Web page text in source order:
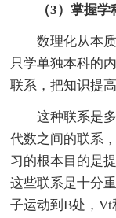
（3）掌握
数理化从本质
只学单独本科的
联系，把知识提高
这种联系是多
代数之间的联系
习的根本目的是
这些联系是十分
子运动到B处，